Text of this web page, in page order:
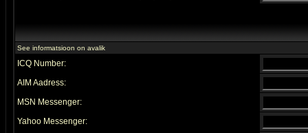
See informatsioon on avalik
ICQ Number:
AIM Aadress:
MSN Messenger:
Yahoo Messenger: